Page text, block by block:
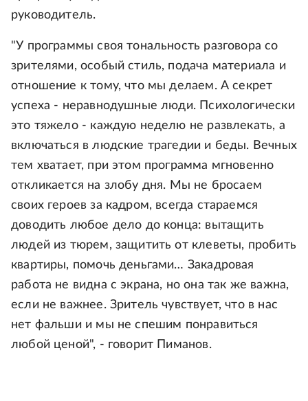
руководитель.
"У программы своя тональность разговора со
зрителями, особый стиль, подача материала и
отношение к тому, что мы делаем. А секрет
успеха - неравнодушные люди. Психологически
это тяжело - каждую неделю не развлекать, а
включаться в людские трагедии и беды. Вечных
тем хватает, при этом программа мгновенно
откликается на злобу дня. Мы не бросаем
своих героев за кадром, всегда стараемся
доводить любое дело до конца: вытащить
людей из тюрем, защитить от клеветы, пробить
квартиры, помочь деньгами… Закадровая
работа не видна с экрана, но она так же важна,
если не важнее. Зритель чувствует, что в нас
нет фальши и мы не спешим понравиться
любой ценой", - говорит Пиманов.